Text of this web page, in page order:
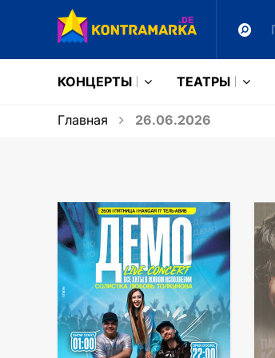
КОНЦЕРТЫ ТЕАТРЫ
Главная 26.06.2026